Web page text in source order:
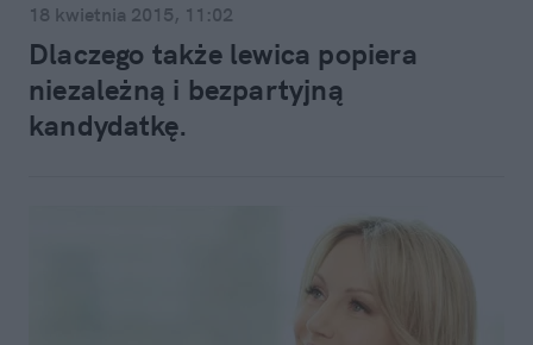
18 kwietnia 2015, 11:02
Dlaczego także lewica popiera
niezależną i bezpartyjną
kandydatkę.